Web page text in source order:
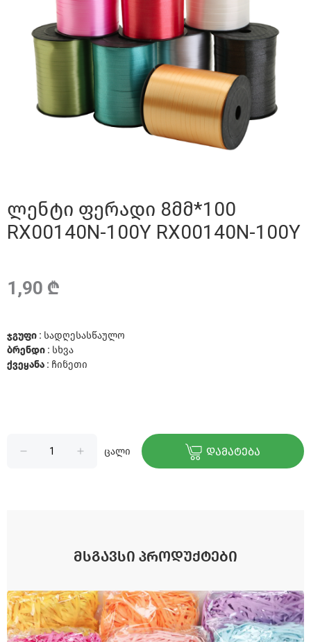
ლენტი ფერადი 8მმ*100
RX00140N-100Y RX00140N-100Y
1,90 ₾
ჯგუფი : სადღესასწაულო
ბრენდი : სხვა
ქვეყანა : ჩინეთი
ცალი ᲓᲐᲛᲐᲢᲔᲑᲐ
ᲛᲡᲒᲐᲕᲡᲘ ᲞᲠᲝᲓᲣᲥᲢᲔᲑᲘ